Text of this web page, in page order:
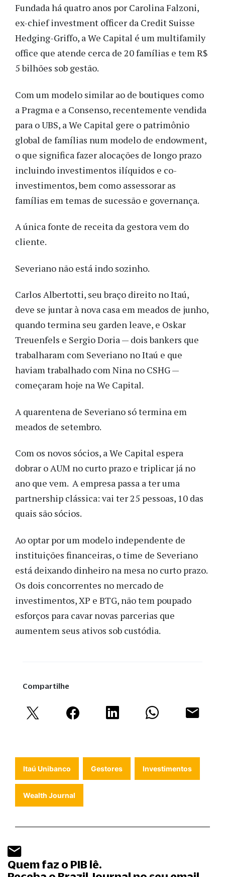
Fundada há quatro anos por Carolina Falzoni,
ex-chief investment officer da Credit Suisse
Hedging-Griffo, a We Capital é um multifamily
office que atende cerca de 20 famílias e tem R$
5 bilhões sob gestão.
Com um modelo similar ao de boutiques como
a Pragma e a Consenso, recentemente vendida
para o UBS, a We Capital gere o patrimônio
global de famílias num modelo de endowment,
o que significa fazer alocações de longo prazo
incluindo investimentos ilíquidos e co-
investimentos, bem como assessorar as
famílias em temas de sucessão e governança.
A única fonte de receita da gestora vem do
cliente.
Severiano não está indo sozinho.
Carlos Albertotti, seu braço direito no Itaú,
deve se juntar à nova casa em meados de junho,
quando termina seu garden leave, e Oskar
Treuenfels e Sergio Doria — dois bankers que
trabalharam com Severiano no Itaú e que
haviam trabalhado com Nina no CSHG —
começaram hoje na We Capital.
A quarentena de Severiano só termina em
meados de setembro.
Com os novos sócios, a We Capital espera
dobrar o AUM no curto prazo e triplicar já no
ano que vem. A empresa passa a ter uma
partnership clássica: vai ter 25 pessoas, 10 das
quais são sócios.
Ao optar por um modelo independente de
instituições financeiras, o time de Severiano
está deixando dinheiro na mesa no curto prazo.
Os dois concorrentes no mercado de
investimentos, XP e BTG, não tem poupado
esforços para cavar novas parcerias que
aumentem seus ativos sob custódia.
Compartilhe
Itaú Unibanco Gestores Investimentos
Wealth Journal
Quem faz o PIB lê.